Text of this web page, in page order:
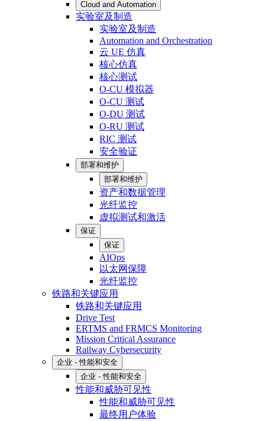
Cloud and Automation
实验室及制造
实验室及制造
Automation and Orchestration
云 UE 仿真
核心仿真
核心测试
O-CU 模拟器
O-CU 测试
O-DU 测试
O-RU 测试
RIC 测试
安全验证
部署和维护
部署和维护
资产和数据管理
光纤监控
虚拟测试和激活
保证
保证
AIOps
以太网保障
光纤监控
铁路和关键应用
铁路和关键应用
Drive Test
ERTMS and FRMCS Monitoring
Mission Critical Assurance
Railway Cybersecurity
企业 - 性能和安全
企业 - 性能和安全
性能和威胁可见性
性能和威胁可见性
最终用户体验